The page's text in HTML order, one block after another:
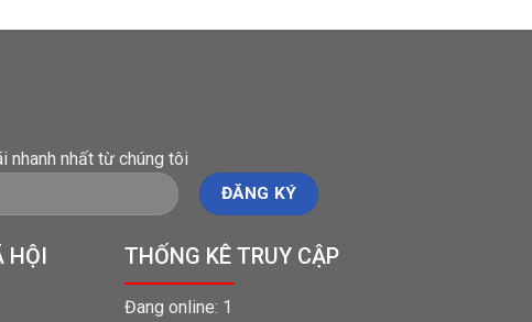
nhanh nhất từ chúng tôi
HỘI THỐNG KÊ TRUY CẬP
Đang online: 1